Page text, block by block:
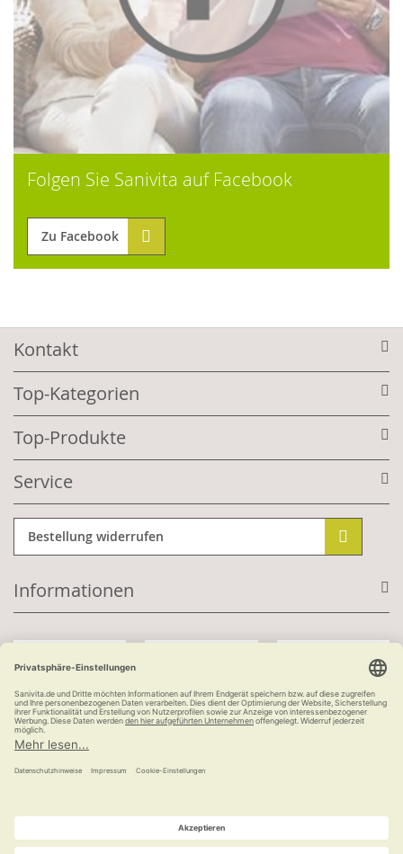
Folgen Sie Sanivita auf Facebook
Zu Facebook
Kontakt
Top-Kategorien
Top-Produkte
Service
Bestellung widerrufen
Informationen
Kauf auf Rechnung
versandkostenfrei